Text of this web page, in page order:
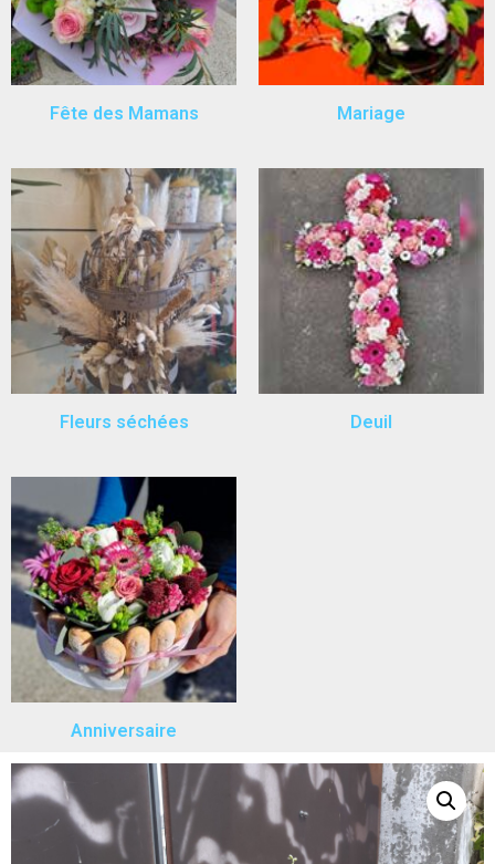
Fête des Mamans Mariage
Fleurs séchées Deuil
Anniversaire